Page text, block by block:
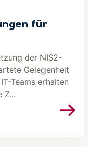
für
der NIS2-
Gelegenheit
Teams erhalten
Z...